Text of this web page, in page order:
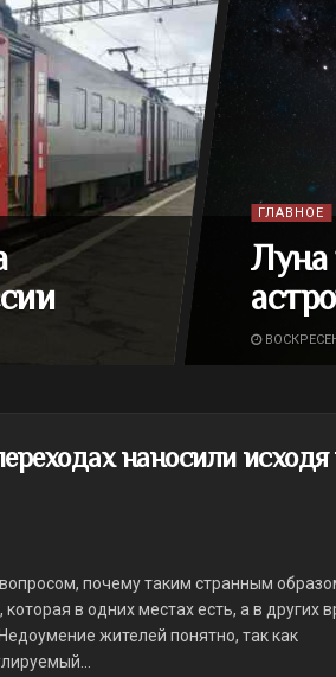
ГЛАВНОЕ
Луна
наносили исходя
почему таким странным
в одних местах есть, а в других
жителей понятно, так как